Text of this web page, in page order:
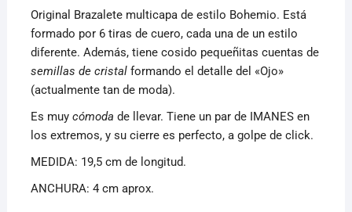
Original Brazalete multicapa de estilo Bohemio. Está
formado por 6 tiras de cuero, cada una de un estilo
diferente. Además, tiene cosido pequeñitas cuentas de
semillas de cristal formando el detalle del «Ojo»
(actualmente tan de moda).
Es muy cómoda de llevar. Tiene un par de IMANES en
los extremos, y su cierre es perfecto, a golpe de click.
MEDIDA: 19,5 cm de longitud.
ANCHURA: 4 cm aprox.